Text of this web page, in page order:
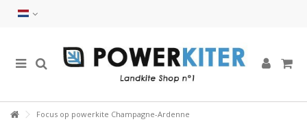
Focus op powerkite Champagne-Ardenne